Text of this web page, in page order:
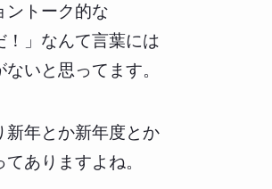
ントーク的な
！」なんて言葉には
いと思ってます。
新年とか新年度とか
ありますよね。